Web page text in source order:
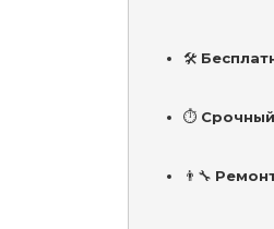
🛠️
⏱️
👨‍🔧